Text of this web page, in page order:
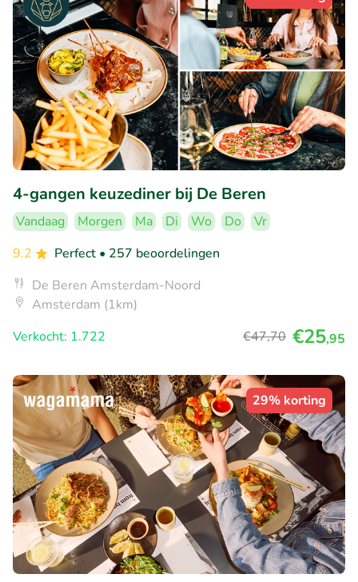
4-gangen keuzediner bij De Beren
Vandaag Morgen Ma Di Wo Do
Vr
9.2
Perfect • 257 beoordelingen
De Beren Amsterdam-Noord
Amsterdam (1km)
Verkocht: 1.722
€47,70 €25,95
29% korting